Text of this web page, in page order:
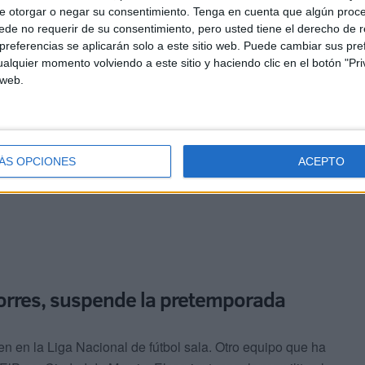
otorgar o negar su consentimiento. Tenga en cuenta que algún
no requerir de su consentimiento, pero usted tiene el derecho de
se aplicarán solo a este sitio web. Puede cambiar sus
momento volviendo a este sitio y haciendo clic en el botón
OPCIONES ACEPTO
y entrenador de Lobelle que tuvo que gestionar la
nacional y José Venancio pasó de resistirse
una pieza fundamental en el cuadro gallego, a no
“ningún miedo por empezar” y que no temía.
los resultados no fueran lo esperados. Después de
suspende la pretemporada
en la Liga Nacional de fútbol sala. Otro equipo que ha